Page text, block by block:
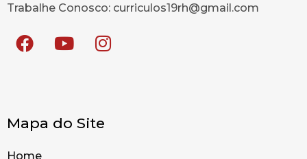
Trabalhe Conosco: curriculos19rh@gmail.com
Mapa do Site
Home